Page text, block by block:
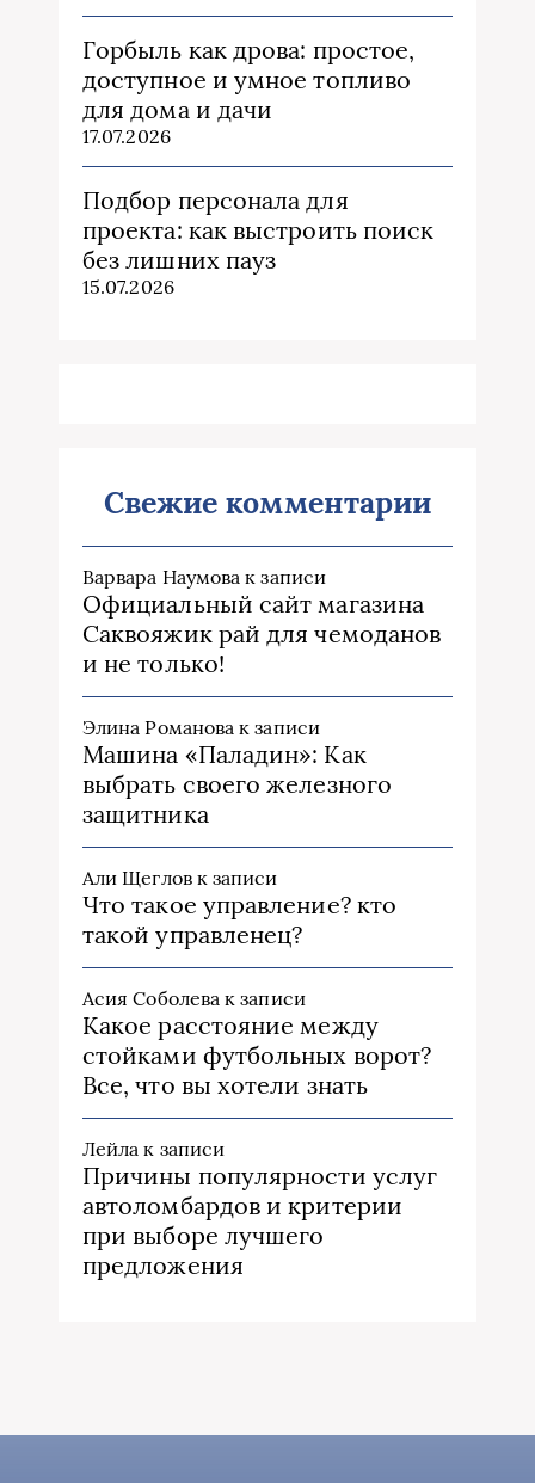
Горбыль как дрова: простое,
доступное и умное топливо
для дома и дачи
17.07.2026
Подбор персонала для
проекта: как выстроить поиск
без лишних пауз
15.07.2026
Свежие комментарии
Варвара Наумова к записи
Официальный сайт магазина
Саквояжик рай для чемоданов
и не только!
Элина Романова к записи
Машина «Паладин»: Как
выбрать своего железного
защитника
Али Щегловк записи
Что такое управление? кто
такой управленец?
Асия Соболева к записи
Какое расстояние между
стойками футбольных ворот?
Все, что вы хотели знать
Лейла к записи
Причины популярности услуг
автоломбардов и критерии
при выборе лучшего
предложения